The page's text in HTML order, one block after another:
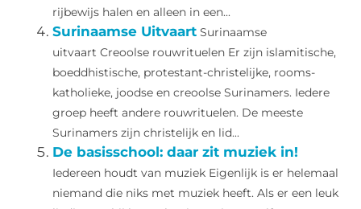
rijbewijs halen en alleen in een...
Surinaamse Uitvaart Surinaamse
uitvaart Creoolse rouwrituelen Er zijn islamitische,
boeddhistische, protestant-christelijke, rooms-
katholieke, joodse en creoolse Surinamers. Iedere
groep heeft andere rouwrituelen. De meeste
Surinamers zijn christelijk en lid...
De basisschool: daar zit muziek in!
Iedereen houdt van muziek Eigenlijk is er helemaal
niemand die niks met muziek heeft. Als er een leuk